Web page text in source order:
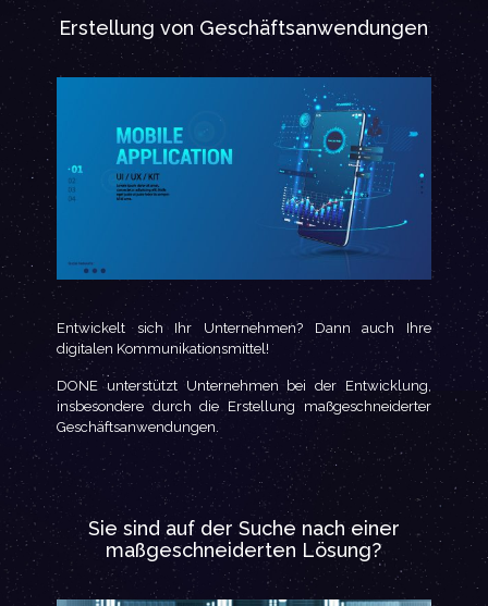
Erstellung von Geschäftsanwendungen
Entwickelt sich Ihr Unternehmen? Dann auch Ihre
digitalen Kommunikationsmittel!
DONE unterstützt Unternehmen bei der Entwicklung,
insbesondere durch die Erstellung maßgeschneiderter
Geschäftsanwendungen.
Sie sind auf der Suche nach einer
maßgeschneiderten Lösung?